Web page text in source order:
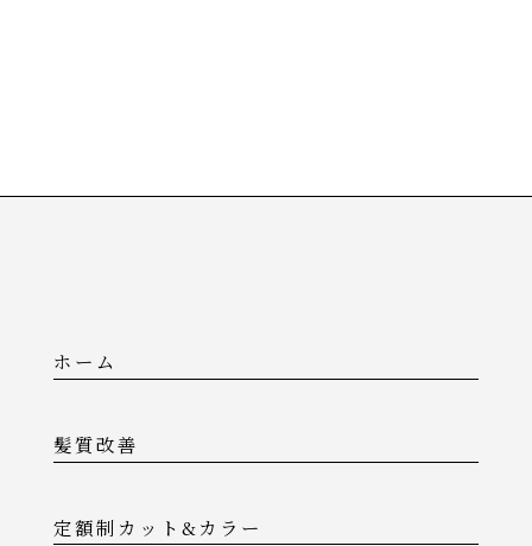
ホーム
髪質改善
定額制カット&カラー